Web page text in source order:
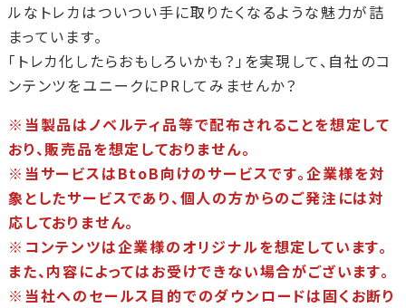
ルなトレカはついつい手に取りたくなるような魅力が詰
まっています。
「トレカ化したらおもしろいかも？」を実現して、自社のコ
ンテンツをユニークにPRしてみませんか？
※当製品はノベルティ品等で配布されることを想定して
おり、販売品を想定しておりません。
※当サービスはBtoB向けのサービスです。企業様を対
象としたサービスであり、個人の方からのご発注には対
応しておりません。
※コンテンツは企業様のオリジナルを想定しています。
また、内容によってはお受けできない場合がございます。
※当社へのセールス目的でのダウンロードは固くお断り